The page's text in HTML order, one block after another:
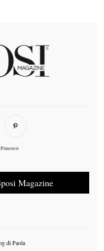
Pinterest
Magazine
di Paola